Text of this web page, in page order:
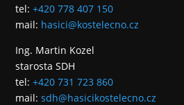
tel:+420 778 407 150
mail: hasici@kostelecno.cz
Ing. Martin Kozel
starosta SDH
tel:+420 731 723 860
mail:sdh@hasicikostelecno.cz